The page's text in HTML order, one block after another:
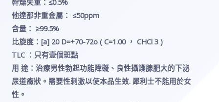
幹燥失重：≤0.5%
他達那非重金屬： ≤50ppm
含量： ≥99.5%
比旋度：[a] 20 D=+70-72o ( C=1.00 ， CHCl 3 )
TLC ：只有壹個斑點
用 途：治療男性勃起功能障礙、良性攝護腺肥大的下泌
尿道癥狀。需要性刺激以使本品生效. 犀利士不能用於女
性。